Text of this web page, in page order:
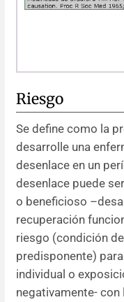
Riesgo
Se define como la
desarrolle una
desenlace en un
desenlace puede
o beneficioso
recuperación
riesgo (condición
predisponente)
individual o
negativamente-